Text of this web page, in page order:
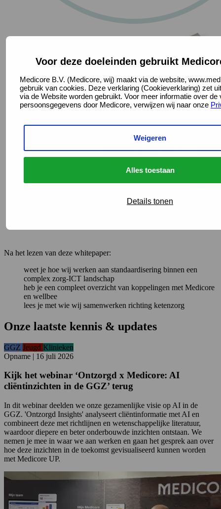
Voor deze doeleinden gebruikt
Medicore B.V. (Medicore, wij) maakt via de website,
gebruik van cookies. Deze verklaring (Cookieverklaring) zet
via de Website worden gebruikt. Voor meer informatie over de
persoonsgegevens door Medicore, verwijzen wij naar onze
Weigeren
Alles toestaan
Details tonen
Na het lezen van deze whitepaper:
weet je hoe wij werken aan standaardisering binnen een
complex zorg-ICT landschap
heb je een compleet overzicht van koppelingen met Medicore
en wellbee
lees je met wie wij samenwerken richting ketenzorg
Onze laatste kennis & updates
GGZ Jeugd Klinieken
Opname | 16 juli 2026
Kijk het webinar ‘Ontzorgd x Medicore: AI
cliëntinzichten in de GGZ’ terug
In dit webinar deelden we onze gezamenlijke visie op AI in de
GGZ. 'Ontzorgd Insights' analyseert cliëntinformatie met AI en
combineert deze met richtlijnen en wetenschappelijke literatuur,
waardoor diepere en beter onderbouwde inzichten ontstaan. We
nemen je mee in waar we aan werken en gaan het gesprek aan over
hoe deze inzichten in de toekomst gevisualiseerd kunnen worden
met Medicore UP.